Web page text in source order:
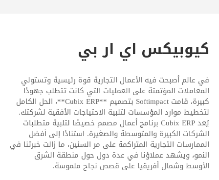
كيوبيكس اي ار بي
في عالم أصبحت فيه الأعمال التجارية قوة رئيسية وتستولي
المعاملات المؤتمتة على العمليات التي كانت تتطلب جهودًا
كبيرة، قامت Softimpact بتصميم **Cubix ERP**، الحل الكامل
لتخطيط موارد المؤسسات لتلبية الاحتياجات الأفقية لشركتك.
يُعد Cubix ERP برنامج أعمال مصمم خصيصًا لتلبية متطلبات
الشركات الكبيرة والمتوسطة والصغيرة. استنادًا إلى أفضل
الممارسات التجارية المتراكمة على مر السنين، ما زالت خبرتنا في
النمو، ويشهد عملاؤنا في عدة دول حول منطقة الشرق
الأوسط وشمال أفريقيا على قصص نجاح ملموسة.